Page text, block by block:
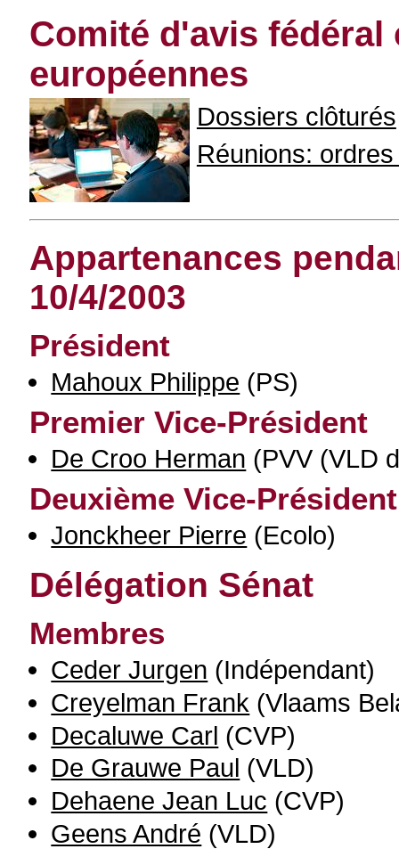
Comité d'avis
européennes
Dossiers clôturés
Réunions:
Appartenances
10/4/2003
Président
Mahoux Philippe (PS)
Premier Vice-Président
De Croo Herman (PVV (VLD
Deuxième Vice-Président
Jonckheer Pierre (Ecolo)
Délégation Sénat
Membres
Ceder Jurgen (Indépendant)
Creyelman Frank (Vlaams
Decaluwe Carl (CVP)
De Grauwe Paul (VLD)
Dehaene Jean Luc (CVP)
Geens André (VLD)